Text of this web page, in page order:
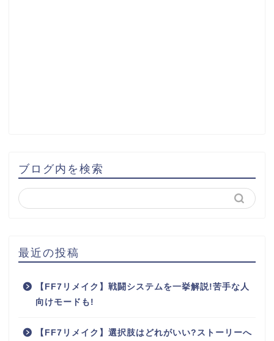
ブログ内を検索
最近の投稿
【FF7リメイク】戦闘システムを一挙解説!苦手な人
向けモードも!
【FF7リメイク】選択肢はどれがいい?ストーリーへ